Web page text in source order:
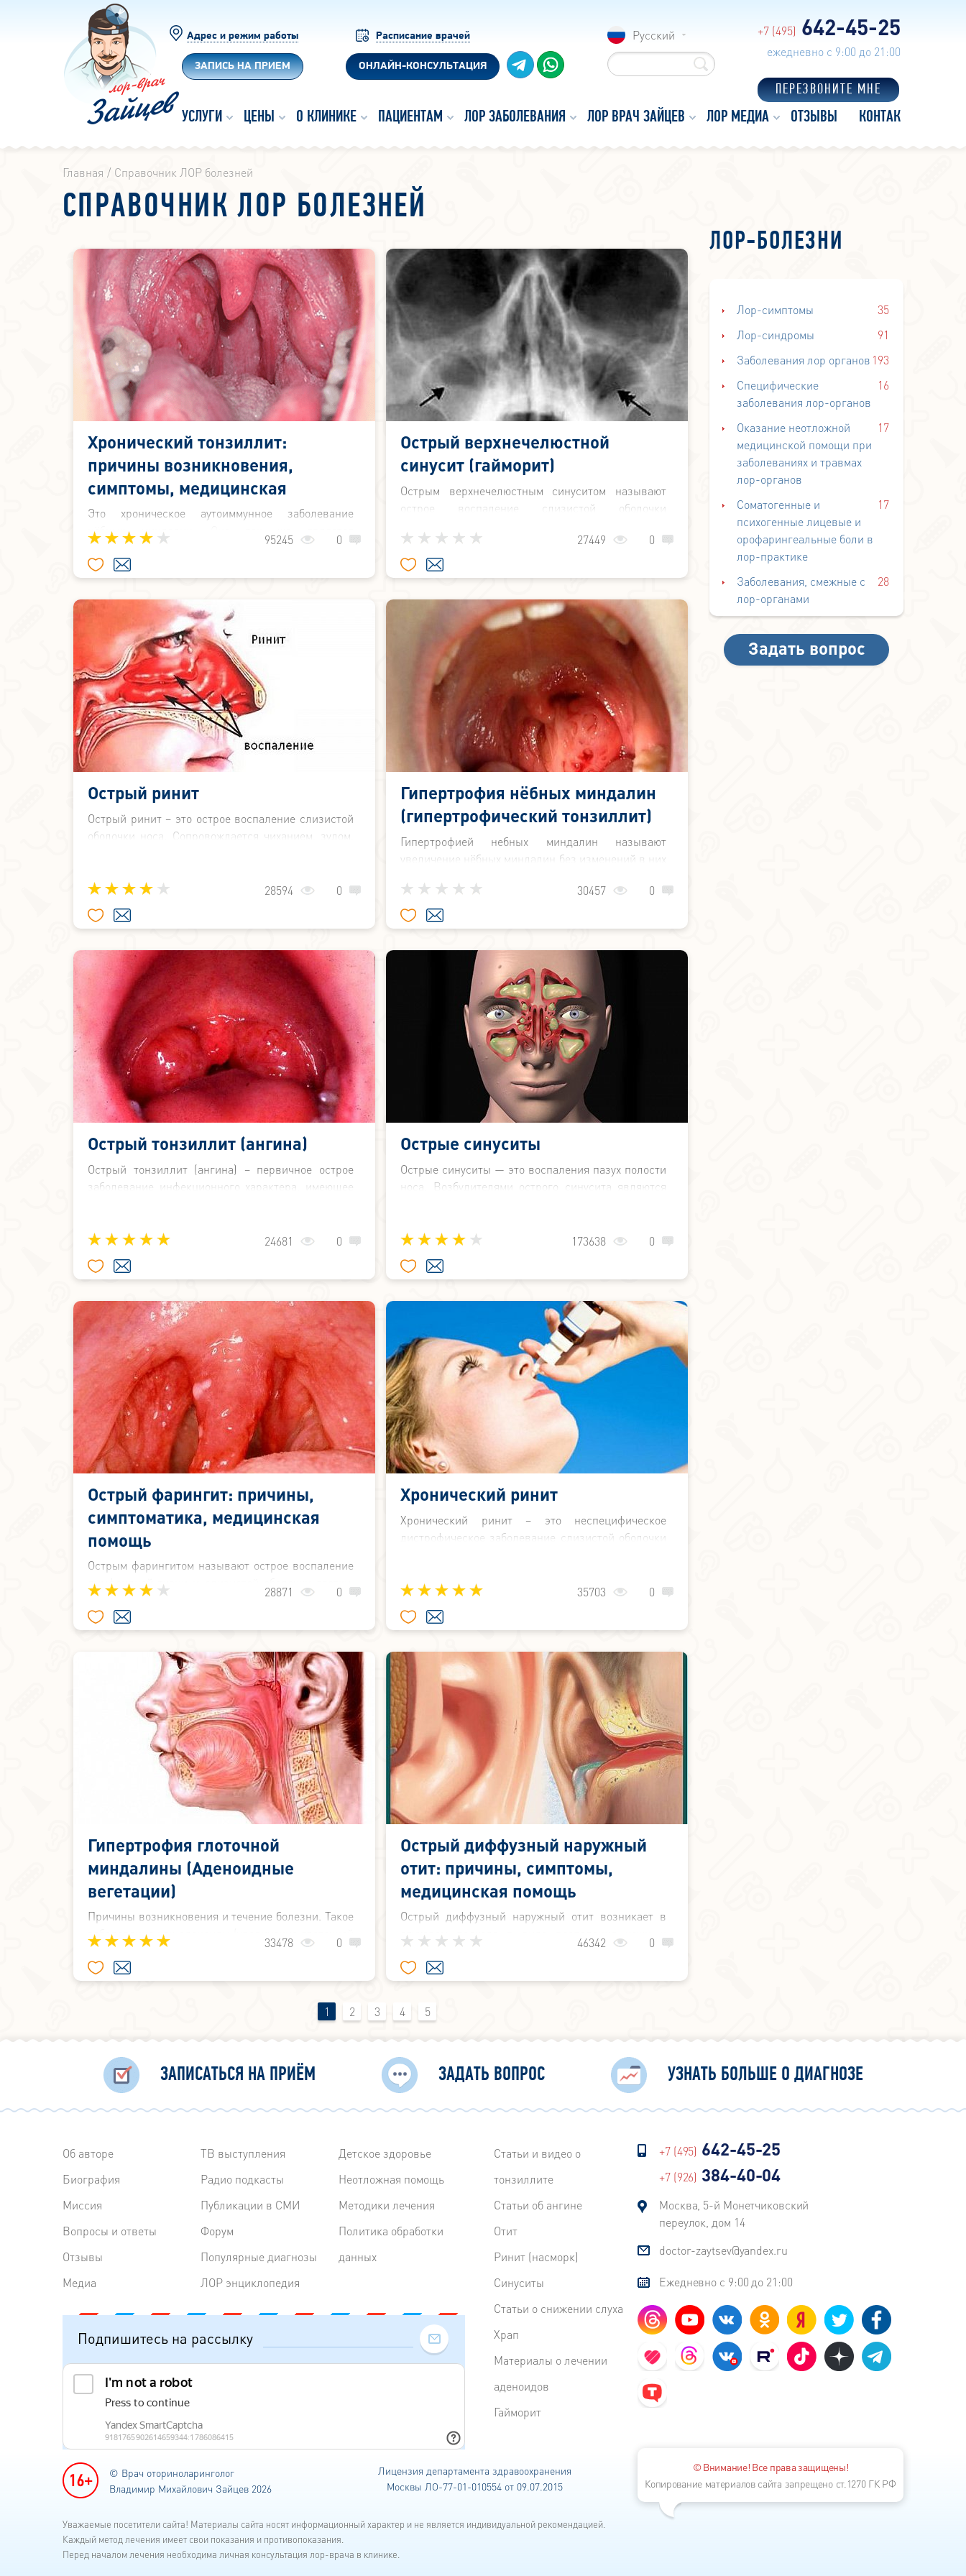
Адрес и режим работы
ЗАПИСЬ НА ПРИЕМ
Расписание врачей
ОНЛАЙН-КОНСУЛЬТАЦИЯ
Русский +7 (495) 642-45-25
ежедневно с 9:00 до 21:00
ПЕРЕЗВОНИТЕ МНЕ
УСЛУГИ ЦЕНЫ О КЛИНИКЕ ПАЦИЕНТАМ ЛОР ЗАБОЛЕВАНИЯ ЛОР ВРАЧ ЗАЙЦЕВ ЛОР МЕДИА ОТЗЫВЫ КОНТАКТЫ
Главная Справочник ЛОР болезней
СПРАВОЧНИК ЛОР БОЛЕЗНЕЙ
Хронический тонзиллит:
причины возникновения,
симптомы, медицинская
помощь
Это хроническое аутоиммунное заболевание
нёбных миндалин. Оно так же является
инфекционно-аллергическим заболеванием, для
которого характерны местные проявления небных
миндалин.
95245 0
Острый верхнечелюстной
синусит (гайморит)
Острым верхнечелюстным синуситом называют
острое воспаление слизистой оболочки
27449
0
Острый ринит
Острый ринит – это острое воспаление слизистой
оболочки носа. Сопровождается чиханием, зудом,
28594
0
Гипертрофия нёбных миндалин
(гипертрофический тонзиллит)
Гипертрофией небных миндалин называют
увеличение нёбных миндалин без изменений в них
30457
0
Острый тонзиллит (ангина)
Острый тонзиллит (ангина) – первичное острое
заболевание инфекционного характера, имеющее
известен под названием ангина.
24681 0
Острые синуситы
Острые синуситы — это воспаления пазух полости
носа. Возбудителями острого синусита являются
173638 0
Острый фарингит: причины,
симптоматика, медицинская
помощь
Острым фарингитом называют острое воспаление
лимфоидной ткани и слизистой оболочки глотки.
Возбудителями этого заболевания могут быть
микробные возбудители, грибы и вирусы.
28871 0
Хронический ринит
Хронический ринит – это неспецифическое
дистрофическое заболевание слизистой оболочки
нарушением функций).
35703 0
Гипертрофия глоточной
миндалины (Аденоидные
вегетации)
Причины возникновения и течение болезни. Такое
заболевание как аденоиды (увеличение глоточной
миндалины патологического характера) в
основном наблюдаются у детей в возрасте от 5 до
15 лет.
33478 0
Острый диффузный наружный
отит: причины, симптомы,
медицинская помощь
Острый диффузный наружный отит возникает в
слуховом проходе в виде воспаления кожи и
подкожной клетчатки разлитого характера.
46342 0
1 2 3 4 5
ЛОР-БОЛЕЗНИ
Лор-симптомы
35
Лор-синдромы
91
Заболевания лор органов 193
Специфические
заболевания лор-органов
16
Оказание неотложной
медицинской помощи при
заболеваниях и травмах
лор-органов
17
Соматогенные и
психогенные лицевые и
орофарингеальные боли в
лор-практике
17
Заболевания, смежные с
лор-органами
28
Задать вопрос
ЗАПИСАТЬСЯ НА ПРИЁМ ЗАДАТЬ ВОПРОС УЗНАТЬ БОЛЬШЕ О ДИАГНОЗЕ
Об авторе
Биография
Миссия
Вопросы и ответы
Отзывы
Медиа
ТВ выступления
Радиo подкасты
Публикации в СМИ
Форум
Популярные диагнозы
ЛОР энциклопедия
Детское здоровье
Неотложная помощь
Методики лечения
Политика обработки
данных
Подпишитесь на рассылку
Статьи и видео о
тонзиллите
Статьи об ангине
Отит
Ринит (насморк)
Синуситы
Статьи о снижении слуха
Храп
Материалы о лечении
аденоидов
Гайморит
+7 (495) 642-45-25
+7 (926) 384-40-04
Москва, 5-й Монетчиковский
переулок, дом 14
doctor-zaytsev@yandex.ru
Ежедневно с 9:00 до 21:00
© Врач оториноларинголог
Владимир Михайлович Зайцев 2026
Лицензия департаментаздравоохранения
Москвы ЛО-77-01-010554 от 09.07.2015
Уважаемые посетители сайта! Материалы сайта носят информационный характер и не является индивидуальной рекомендацией.
Каждый метод лечения имеет свои показания и противопоказания.
Перед началом лечения необходима личная консультация лор-врача в клинике.
© Внимание! Все права защищены!
Копирование материалов сайта запрещено ст.1270 ГК РФ